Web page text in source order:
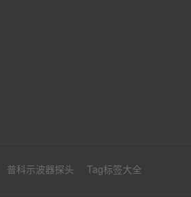
普科示波器探头 Tag标签大全